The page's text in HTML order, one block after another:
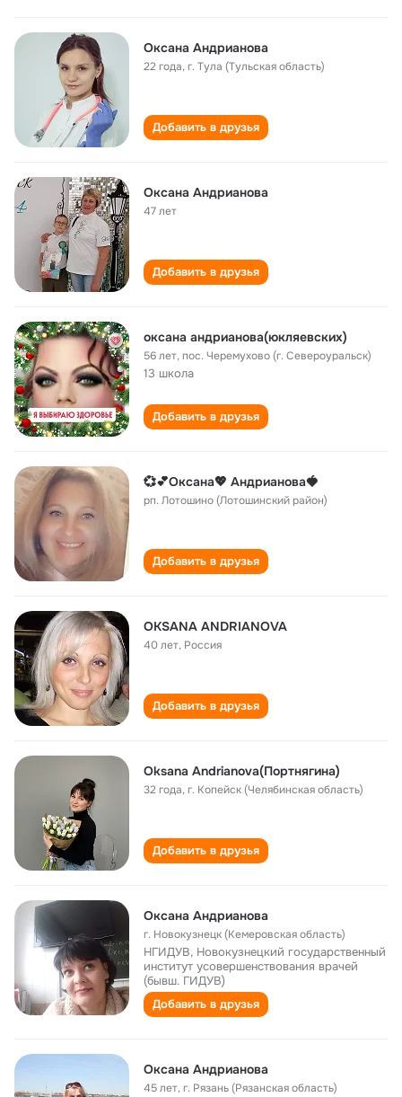
Оксана Андрианова
22 года,г. Тула (Тульская область)
Добавить в друзья
Оксана Андрианова
47 лет
Добавить в друзья
оксана андрианова(юкляевских)
56 лет,пос. Черемухово (г. Североуральск)
13 школа
Добавить в друзья
💞💕Оксана💖 Андрианова🍓
рп. Лотошино (Лотошинский район)
Добавить в друзья
OKSANA ANDRIANOVA
40 лет, Россия
Добавить в друзья
Oksana Andrianova(Портнягина)
32 года,г. Копейск (Челябинская область)
Добавить в друзья
Оксана Андрианова
г. Новокузнецк (Кемеровская область)
НГИДУВ, Новокузнецкий государственный
институт усовершенствования врачей
(бывш. ГИДУВ)
Добавить в друзья
Оксана Андрианова
45 лет,г. Рязань (Рязанская область)